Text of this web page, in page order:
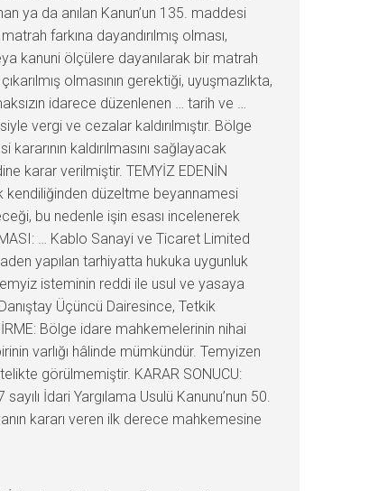
ya da anılan Kanun’un 135. maddesi
farkına dayandırılmış olması,
kanuni ölçülere dayanılarak bir matrah
olmasının gerektiği, uyuşmazlıkta,
idarece düzenlenen … tarih ve …
vergi ve cezalar kaldırılmıştır. Bölge
kaldırılmasını sağlayacak
karar verilmiştir. TEMYİZ EDENİN
kendiliğinden düzeltme beyannamesi
bu nedenle işin esası incelenerek
… Kablo Sanayi ve Ticaret Limited
yapılan tarhiyatta hukuka uygunluk
isteminin reddi ile usul ve yasaya
Üçüncü Dairesince, Tetkik
Bölge idare mahkemelerinin nihai
varlığı hâlinde mümkündür. Temyizen
görülmemiştir. KARAR SONUCU:
İdari Yargılama Usulü Kanunu’nun 50.
kararı veren ilk derece mahkemesine